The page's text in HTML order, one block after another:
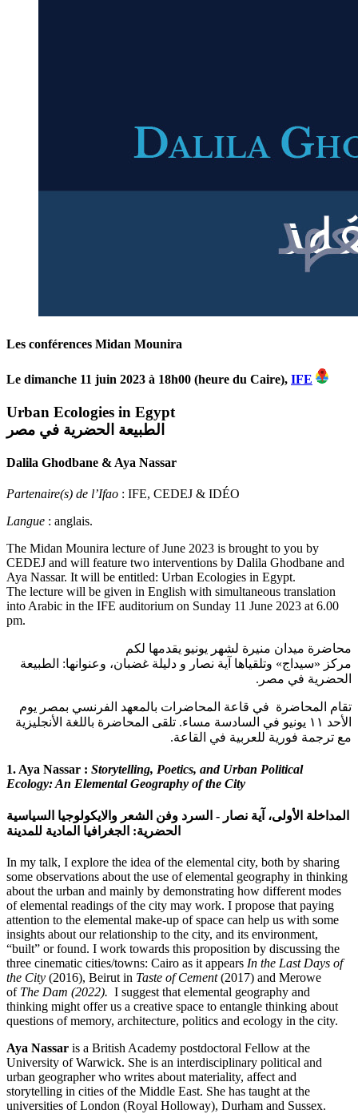
Les conférences Midan Mounira
Le dimanche 11 juin 2023 à 18h00 (heure du Caire), IFE
Urban Ecologies in Egypt
الطبيعة الحضرية في مصر
Dalila Ghodbane & Aya Nassar
Partenaire(s) de l’Ifao : IFE, CEDEJ & IDÉO
Langue : anglais.
The Midan Mounira lecture of June 2023 is brought to you by
CEDEJ and will feature two interventions by Dalila Ghodbane and
Aya Nassar. It will be entitled: Urban Ecologies in Egypt.
The lecture will be given in English with simultaneous translation
into Arabic in the IFE auditorium on Sunday 11 June 2023 at 6.00
pm.
محاضرة ميدان منيرة لشهر يونيو يقدمها لكم
مركز «سيداج» وتلقياها آية نصار و دليلة غضبان، وعنوانها: الطبيعة
الحضرية في مصر .
تقام المحاضرة في قاعة المحاضرات بالمعهد الفرنسي بمصر يوم
الأحد ١١ يونيو في السادسة مساء
. تلقى المحاضرة باللغة الأنجليزية
مع ترجمة فورية للعربية في القاعة.
1. Aya Nassar : Storytelling, Poetics, and Urban Political
Ecology: An Elemental Geography of the City
المداخلة الأولى، آية نصار - السرد وفن الشعر والايكولوجيا السياسية
الحضرية: الجغرافيا المادية للمدينة
In my talk, I explore the idea of the elemental city, both by sharing
some observations about the use of elemental geography in thinking
about the urban and mainly by demonstrating how different modes
of elemental readings of the city may work. I propose that paying
attention to the elemental make-up of space can help us with some
insights about our relationship to the city, and its environment,
“built” or found. I work towards this proposition by discussing the
three cinematic cities/towns: Cairo as it appears In the Last Days of
the City (2016), Beirut in Taste of Cement(2017) and Merowe
of The Dam (2022). I suggest that elemental geography and
thinking might offer us a creative space to entangle thinking about
questions of memory, architecture, politics and ecology in the city.
Aya Nassar is a British Academy postdoctoral Fellow at the
University of Warwick. She is an interdisciplinary political and
urban geographer who writes about materiality, affect and
storytelling in cities of the Middle East. She has taught at the
universities of London (Royal Holloway), Durham and Sussex.